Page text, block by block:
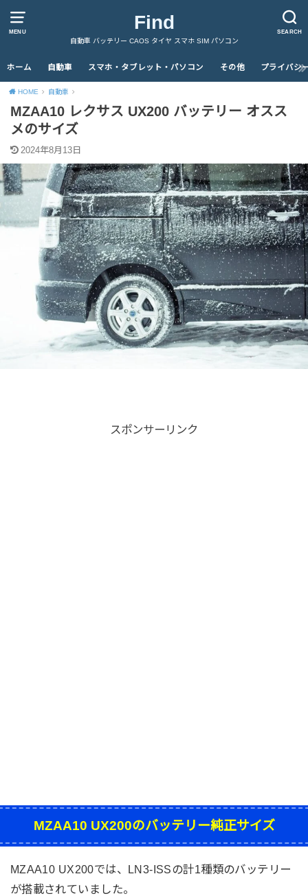
MENU SEARCH
Find
自動車 バッテリー CAOS タイヤ スマホ SIM パソコン
ホーム 自動車 スマホ・タブレット・パソコン その他 プライバシ
HOME 自動車
MZAA10 レクサス UX200 バッテリー オスス
メのサイズ
2024年8月13日
スポンサーリンク
MZAA10 UX200のバッテリー純正サイズ
MZAA10 UX200では、 LN3-ISSの計1種類のバッテリー
が搭載されていました。